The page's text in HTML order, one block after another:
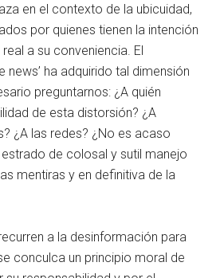
en el contexto de la ubicuidad,
por quienes tienen la intención
a su conveniencia. El
news’ ha adquirido tal dimensión
preguntarnos: ¿A quién
de esta distorsión? ¿A
¿A las redes? ¿No es acaso
de colosal y sutil manejo
mentiras y en definitiva de la
a la desinformación para
conculca un principio moral de